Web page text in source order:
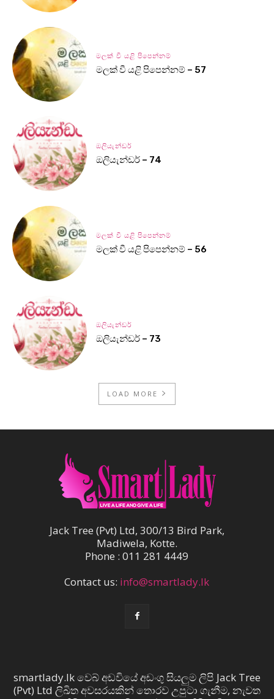
මලක් වී යළි පිපෙන්නම්
මලක් වී යළි පිපෙන්නම් – 57
ඔලියැන්ඩර්
ඔලියැන්ඩර් – 74
මලක් වී යළි පිපෙන්නම්
මලක් වී යළි පිපෙන්නම් – 56
ඔලියැන්ඩර්
ඔලියැන්ඩර් – 73
LOAD MORE
Jack Tree (Pvt) Ltd, 300/13 Bird Park,
Madiwela, Kotte.
Phone : 011 281 4449
Contact us: info@smartlady.lk
smartlady.lk වෙබ් අඩවියේ අඩංගු සියලුම ලිපි Jack Tree
(Pvt) Ltd ලිඛිත අවසරයකින් තොරව උපුටා ගැනීම, නැවත